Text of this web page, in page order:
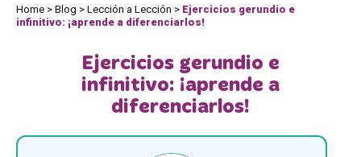
Home > Blog > Lección a Lección > Ejercicios gerundio e
infinitivo: ¡aprende a diferenciarlos!
Ejercicios gerundio e
infinitivo: ¡aprende a
diferenciarlos!